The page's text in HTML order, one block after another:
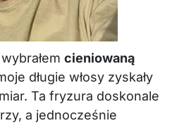
cieniowaną
długie włosy zyskały
Ta fryzura doskonale
a jednocześnie